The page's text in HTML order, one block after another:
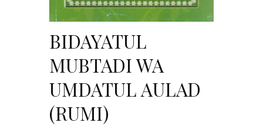
BIDAYATUL
MUBTADI WA
UMDATUL AULAD
(RUMI)